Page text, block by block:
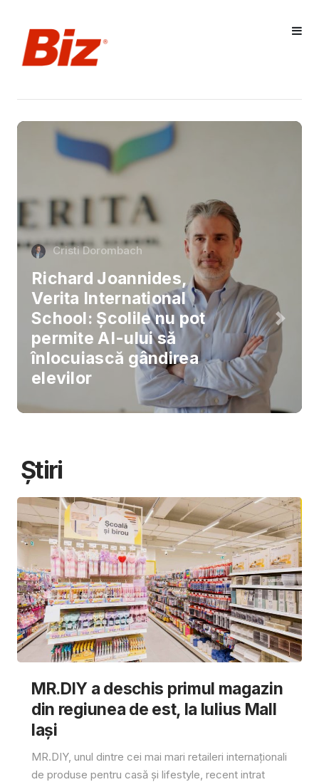
Cristi Dorombach
Richard Joannides,
Verita International
School: Școlile nu pot
permite AI-ului să
înlocuiască gândirea
elevilor
Știri
MR.DIY a deschis primul magazin
din regiunea de est, la Iulius Mall
Iași
MR.DIY, unul dintre cei mai mari retaileri internaționali
de produse pentru casă și lifestyle, recent intrat